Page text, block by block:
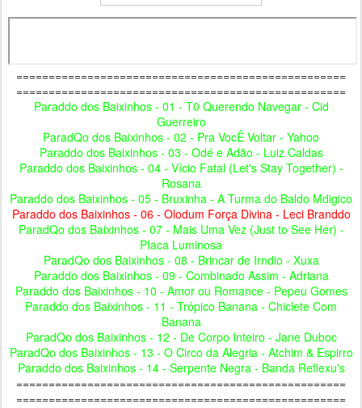
===================================================
===================================================
Paraddo dos Baixinhos - 01 - T0 Querendo Navegar - Cid
Guerreiro
ParadQo dos Baixinhos - 02 - Pra VocÊ Voltar - Yahoo
Paraddo dos Baixinhos - 03 - Odé e Adão - Luiz Caldas
Paraddo dos Baixinhos - 04 - Vício Fatal (Let's Stay Together) -
Rosana
Paraddo dos Baixinhos - 05 - Bruxinha - A Turma do Baldo Mdigico
Paraddo dos Baixinhos - 06 - Olodum Força Divina - Leci Branddo
ParadQo dos Baixinhos - 07 - Mais Uma Vez (Just to See Her) -
PIaca Luminosa
ParadQo dos Baixinhos - 08 - Brincar de Irndio - Xuxa
Paraddo dos Baixinhos - 09 - Combinado Assim - Adriana
Paraddo dos Baixinhos - 10 - Amor ou Romance - Pepeu Gomes
Paraddo dos Baixinhos - 11 - Trópico Banana - Chiclete Com
Banana
ParadQo dos Baixinhos - 12 - De Corpo Inteiro - Jane Duboc
ParadQo dos Baixinhos - 13 - O Circo da Alegria - Atchim & Espirro
Paraddo dos Baixinhos - 14 - Serpente Negra - Banda Reflexu's
===================================================
===================================================